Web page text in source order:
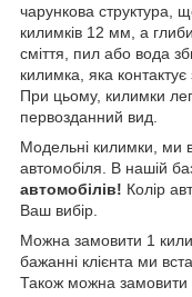
чарункова структура,
килимків 12 мм, а
сміття, пил або вода
килимка, яка
При цьому, килимки
первозданний вид.
Модельні килимки, ми
автомобіля. В нашій
автомобілів! Колір
Ваш вибір.
Можна замовити 1
бажанні клієнта ми
Також можна замовити